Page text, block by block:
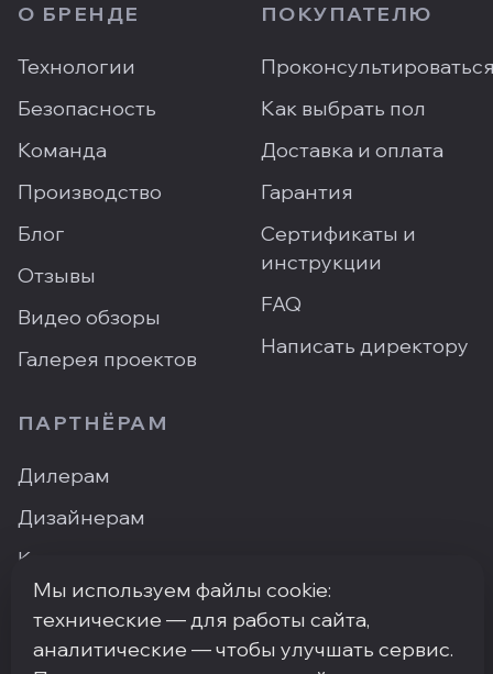
О БРЕНДЕ
Технологии
Безопасность
Команда
Производство
Блог
Отзывы
Видео обзоры
Галерея проектов
ПОКУПАТЕЛЮ
Как выбрать пол
Доставка и оплата
Гарантия
Сертификаты и
инструкции
FAQ
Написать директору
ПАРТНЁРАМ
Дилерам
Дизайнерам
Контакты
Где купить
Мы используем файлы cookie:
технические — для работы сайта,
аналитические — чтобы улучшать сервис.